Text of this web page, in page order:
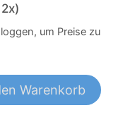
um Preise zu
Warenkorb